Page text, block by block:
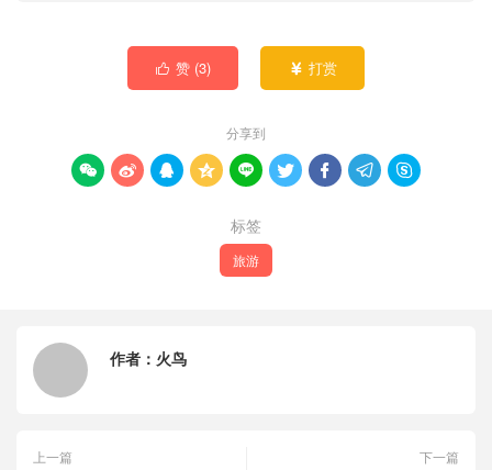
 赞 (3)  打赏
分享到
        
标签
旅游
作者： 火鸟
上一篇
下一篇